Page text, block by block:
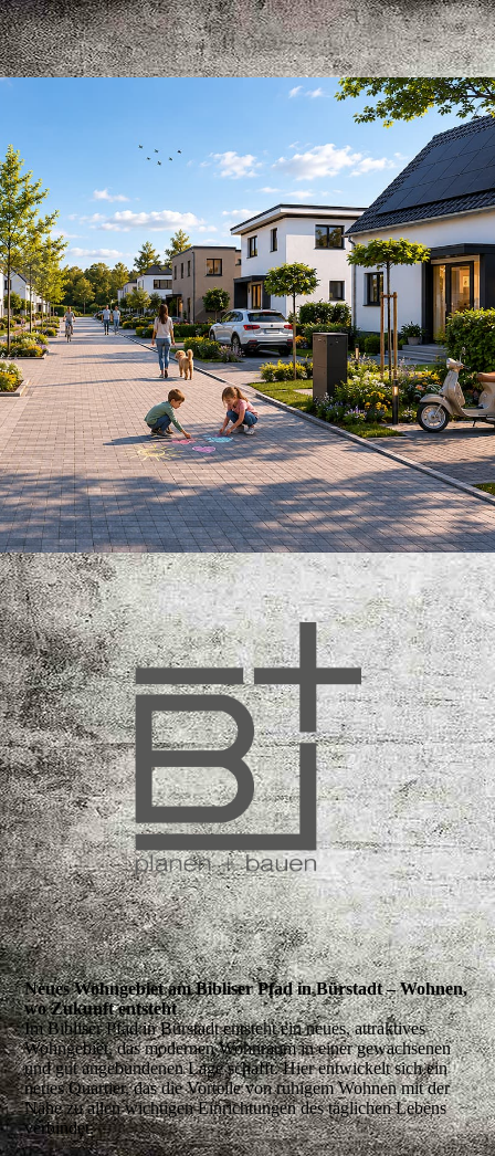
Neues Wohngebiet am Bibliser Pfad in Bürstadt – Wohnen,
wo Zukunft entsteht
Im Bibliser Pfad in Bürstadt entsteht ein neues, attraktives
Wohngebiet, das modernen Wohnraum in einer gewachsenen
und gut angebundenen Lage schafft. Hier entwickelt sich ein
neues Quartier, das die Vorteile von ruhigem Wohnen mit der
Nähe zu allen wichtigen Einrichtungen des täglichen Lebens
verbindet.